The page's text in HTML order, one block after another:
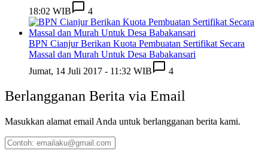
18:02 WIB
4
BPN Cianjur Berikan Kuota Pembuatan Sertifikat Secara
Massal dan Murah Untuk Desa Babakansari
Jumat, 14 Juli 2017 - 11:32 WIB
4
Berlangganan Berita via Email
Masukkan alamat email Anda untuk berlangganan berita kami.
Contoh:
emailaku@gmail.com